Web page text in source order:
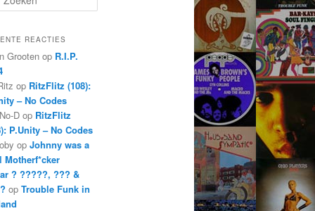
REACTIES
Grooten op R.I.P.
op RitzFlitz (108):
– No Codes
D op RitzFlitz
P.Unity – No Codes
opJohnny was a
Motherf*cker
? ?????, ??? &
opTrouble Funk in